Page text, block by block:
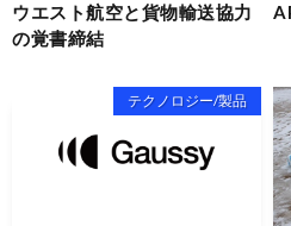
ウエスト航空と貨物輸送協力
の覚書締結
テクノロジー/製品